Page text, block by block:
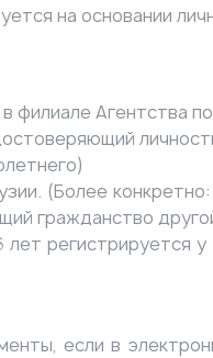
на основании
Агентства
(Более
гражданство
регистрируется
если в